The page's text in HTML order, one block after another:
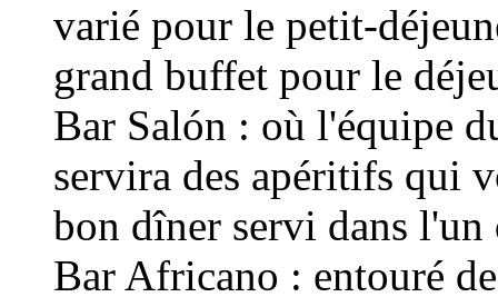
varié pour le petit-
grand buffet pour le
Bar Salón : où l'équipe
servira des apéritifs qui
bon dîner servi dans l'un
Bar Africano : entouré